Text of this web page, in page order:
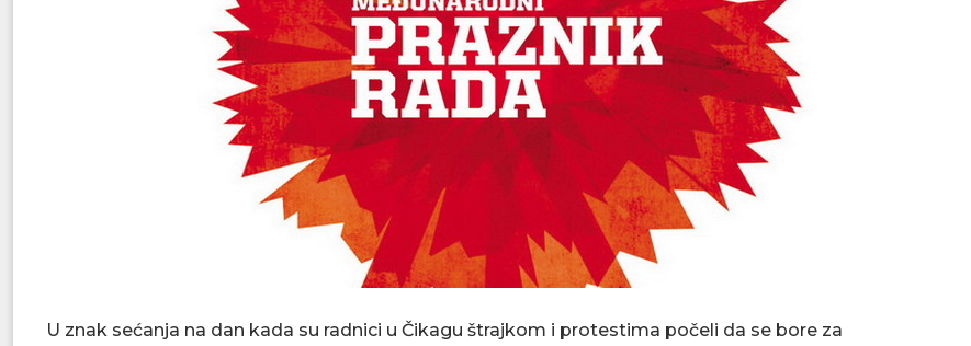
U znak sećanja na dan kada su radnici u Čikagu štrajkom i protestima počeli da se bore za